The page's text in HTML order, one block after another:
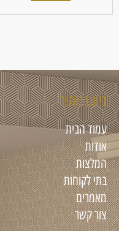
ניווט מהיר
עמוד הבית
אודות
המלצות
בתי לקוחות
מאמרים
צור קשר